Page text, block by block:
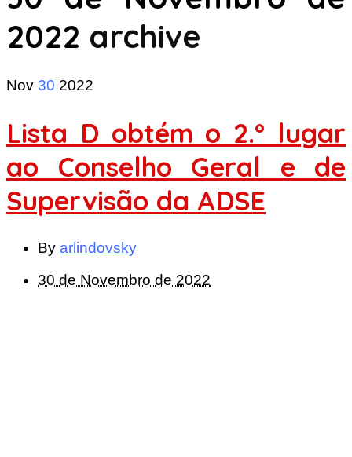
2022 archive
Nov 30 2022
Lista D obtém o 2.º lugar
ao Conselho Geral e de
Supervisão da ADSE
By arlindovsky
30 de Novembro de 2022